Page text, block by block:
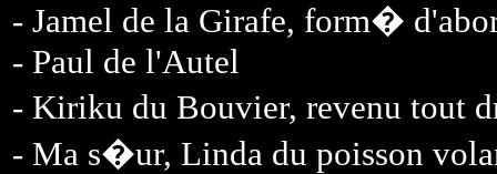
- Jamel de la Girafe, form�
- Paul de l'Autel
- Kiriku du Bouvier, revenu tout
- Ma s�ur, Linda du poisson